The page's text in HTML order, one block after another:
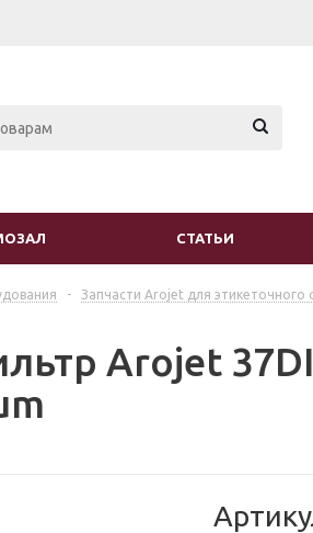
СТАТЬИ
- Запчасти Arojet для этикеточного
Arojet